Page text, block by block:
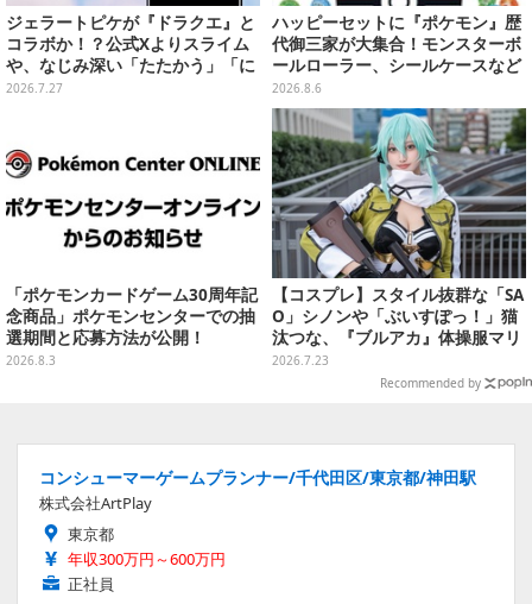
ジェラートピケが『ドラクエ』と
コラボか！？公式Xよりスライム
や、なじみ深い「たたかう」「に
げる」のコマンドウィンドウが投
2026.7.27
ハッピーセットに『ポケモン』歴
代御三家が大集合！モンスターボ
ールローラー、シールケースなど
全12種
2026.8.6
「ポケモンカードゲーム30周年記
念商品」ポケモンセンターでの抽
選期間と応募方法が公開！
2026.8.3
【コスプレ】スタイル抜群な「SA
O」シノンや「ぶいすぽっ！」猫
汰つな、『ブルアカ』体操服マリ
ーまで“アコスタ池袋”美麗レイヤ
ー11選【写真50枚】
2026.7.23
Recommended by
コンシューマーゲームプランナー/千代田区/東京都/神田駅
株式会社ArtPlay
東京都
年収300万円～600万円
正社員